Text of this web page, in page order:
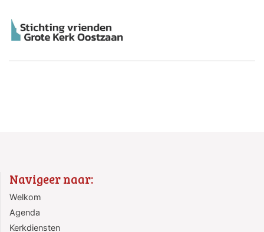
Navigeer naar:
Welkom
Agenda
Kerkdiensten